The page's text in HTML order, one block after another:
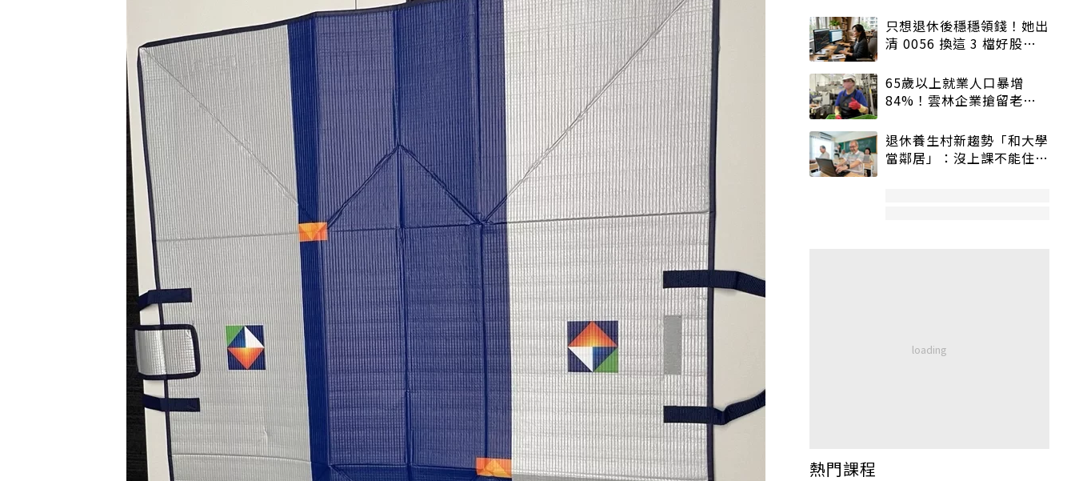
只想退休後穩穩領錢！她出
清 0056 換這 3 檔好股：
65歲以上就業人口暴增
84%！雲林企業搶留老員
退休養生村新趨勢「和大學
當鄰居」：沒上課不能住、
熱門課程